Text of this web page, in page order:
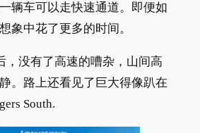
辆车可以走快速通道。即便如
象中花了更多的时间。
，没有了高速的嘈杂，山间高
。路上还看见了巨大得像趴在
South.